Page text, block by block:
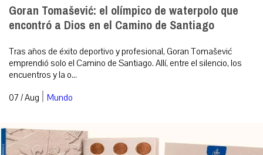
Goran Tomašević: el olímpico de waterpolo que
encontró a Dios en el Camino de Santiago
Tras años de éxito deportivo y profesional, Goran Tomašević
emprendió solo el Camino de Santiago. Allí, entre el silencio, los
encuentros y la o...
07 / Aug | Mundo